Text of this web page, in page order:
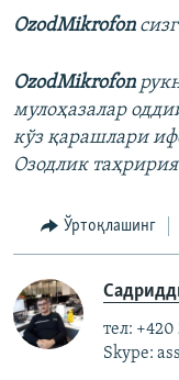
OzodMikrofon
OzodMikrofon
мулоҳазалар
кўз қарашлари
Озодлик
Ўртоқлашинг
тел: +420
Skype: